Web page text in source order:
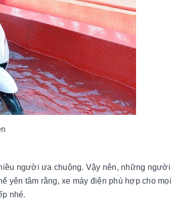
người ưa chuộng. Vậy nên, những người
yên tâm rằng, xe máy điện phù hợp cho mọi
nhé.